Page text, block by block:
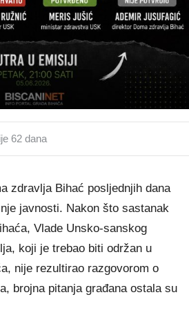
62 dana
zdravlja Bihać posljednjih dana
javnosti. Nakon što sastanak
Vlade Unsko-sanskog
koji je trebao biti održan u
nije rezultirao razgovorom o
brojna pitanja građana ostala su